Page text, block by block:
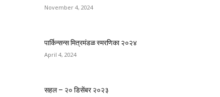
November 4, 2024
पार्किन्सन्स मित्रमंडळ स्मरणिका २०२४
April 4, 2024
सहल – २० डिसेंबर २०२३